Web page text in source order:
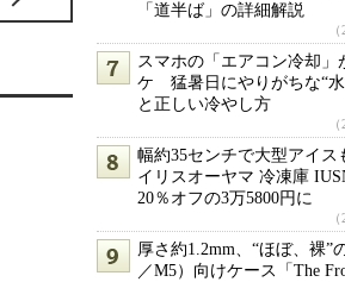
「道半ば」の詳細解説
スマホの「エアコン冷却」
ケ 猛暑日にやりがちな“水
と正しい冷やし方
幅約35センチで大型アイス
イリスオーヤマ 冷凍庫
20％オフの3万5800円に
厚さ約1.2mm、“ほぼ、裸”
／M5）向けケース「The